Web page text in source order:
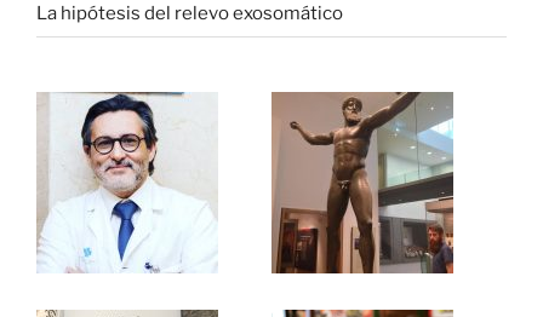
La hipótesis del relevo exosomático